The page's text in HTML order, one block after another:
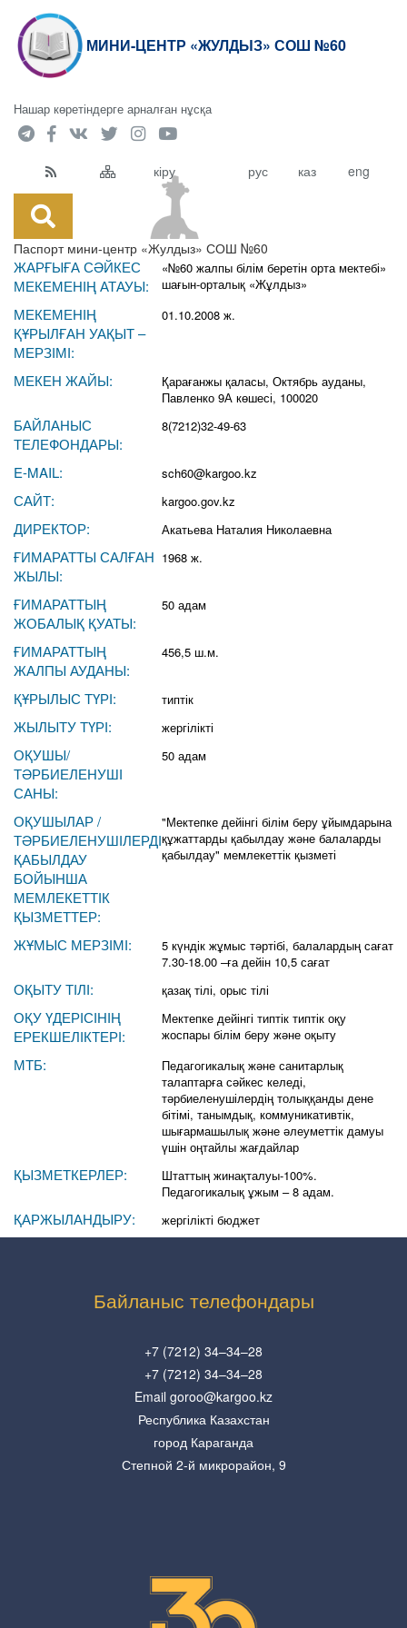
МИНИ-ЦЕНТР «ЖУЛДЫЗ» СОШ №60
Нашар көретіндерге арналған нұсқа
кіру рус каз eng
Паспорт мини-центр «Жулдыз» СОШ №60
ЖАРҒЫҒА СӘЙКЕС
МЕКЕМЕНІҢ АТАУЫ:
«№60 жалпы білім беретін орта мектебі»
шағын-орталық «Жұлдыз»
МЕКЕМЕНІҢ
ҚҰРЫЛҒАН УАҚЫТ –
МЕРЗІМІ:
01.10.2008 ж.
МЕКЕН ЖАЙЫ:
Қарағанжы қаласы, Октябрь ауданы,
Павленко 9А көшесі, 100020
БАЙЛАНЫС
ТЕЛЕФОНДАРЫ:
8(7212)32-49-63
E-MAIL: sch60@kargoo.kz
САЙТ: kargoo.gov.kz
ДИРЕКТОР: Акатьева Наталия Николаевна
ҒИМАРАТТЫ САЛҒАН
ЖЫЛЫ:
1968 ж.
ҒИМАРАТТЫҢ
ЖОБАЛЫҚ ҚУАТЫ:
50 адам
ҒИМАРАТТЫҢ
ЖАЛПЫ АУДАНЫ:
456,5 ш.м.
ҚҰРЫЛЫС ТҮРІ: типтік
ЖЫЛЫТУ ТҮРІ: жергілікті
ОҚУШЫ/
ТӘРБИЕЛЕНУШІ
САНЫ:
50 адам
ОҚУШЫЛАР /
ТӘРБИЕЛЕНУШІЛЕРДІ
ҚАБЫЛДАУ
БОЙЫНША
МЕМЛЕКЕТТІК
ҚЫЗМЕТТЕР:
"Мектепке дейінгі білім беру ұйымдарына
құжаттарды қабылдау және балаларды
қабылдау" мемлекеттік қызметі
ЖҰМЫС МЕРЗІМІ:
5 күндік жұмыс тәртібі, балалардың сағат
7.30-18.00 –ға дейін 10,5 сағат
ОҚЫТУ ТІЛІ: қазақ тілі, орыс тілі
ОҚУ ҮДЕРІСІНІҢ
ЕРЕКШЕЛІКТЕРІ:
Мектепке дейінгі типтік типтік оқу
жоспары білім беру және оқыту
МТБ:
Педагогикалық және санитарлық
талаптарға сәйкес келеді,
тәрбиеленушілердің толыққанды дене
бітімі, танымдық, коммуникативтік,
шығармашылық және әлеуметтік дамуы
үшін оңтайлы жағдайлар
ҚЫЗМЕТКЕРЛЕР:
Штаттың жинақталуы-100%.
Педагогикалық ұжым – 8 адам.
ҚАРЖЫЛАНДЫРУ: жергілікті бюджет
Байланыс телефондары
+7 (7212) 34–34–28
+7 (7212) 34–34–28
Email goroo@kargoo.kz
Республика Казахстан
город Караганда
Степной 2-й микрорайон, 9